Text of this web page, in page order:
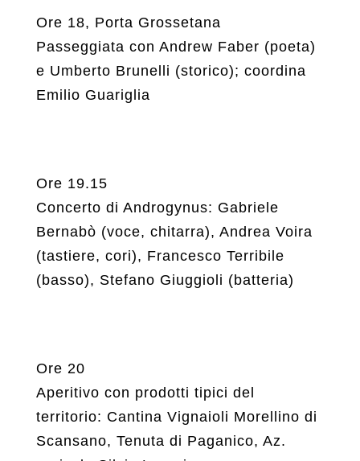
Ore 18, Porta Grossetana
Passeggiata con Andrew Faber (poeta)
e Umberto Brunelli (storico); coordina
Emilio Guariglia
Ore 19.15
Concerto di Androgynus: Gabriele
Bernabò (voce, chitarra), Andrea Voira
(tastiere, cori), Francesco Terribile
(basso), Stefano Giuggioli (batteria)
Ore 20
Aperitivo con prodotti tipici del
territorio: Cantina Vignaioli Morellino di
Scansano, Tenuta di Paganico, Az.